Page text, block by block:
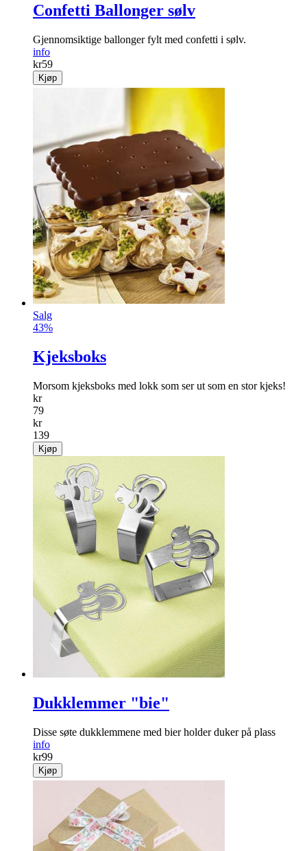
Confetti Ballonger sølv
Gjennomsiktige ballonger fylt med confetti i sølv.
info
kr59
Kjøp
Salg
43%
Kjeksboks
Morsom kjeksboks med lokk som ser ut som en stor kjeks!
kr
79
kr
139
Kjøp
Dukklemmer "bie"
Disse søte dukklemmene med bier holder duker på plass
info
kr99
Kjøp